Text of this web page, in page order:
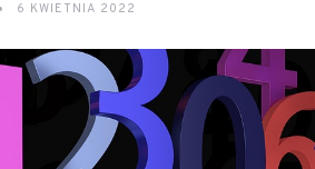
6 KWIETNIA 2022